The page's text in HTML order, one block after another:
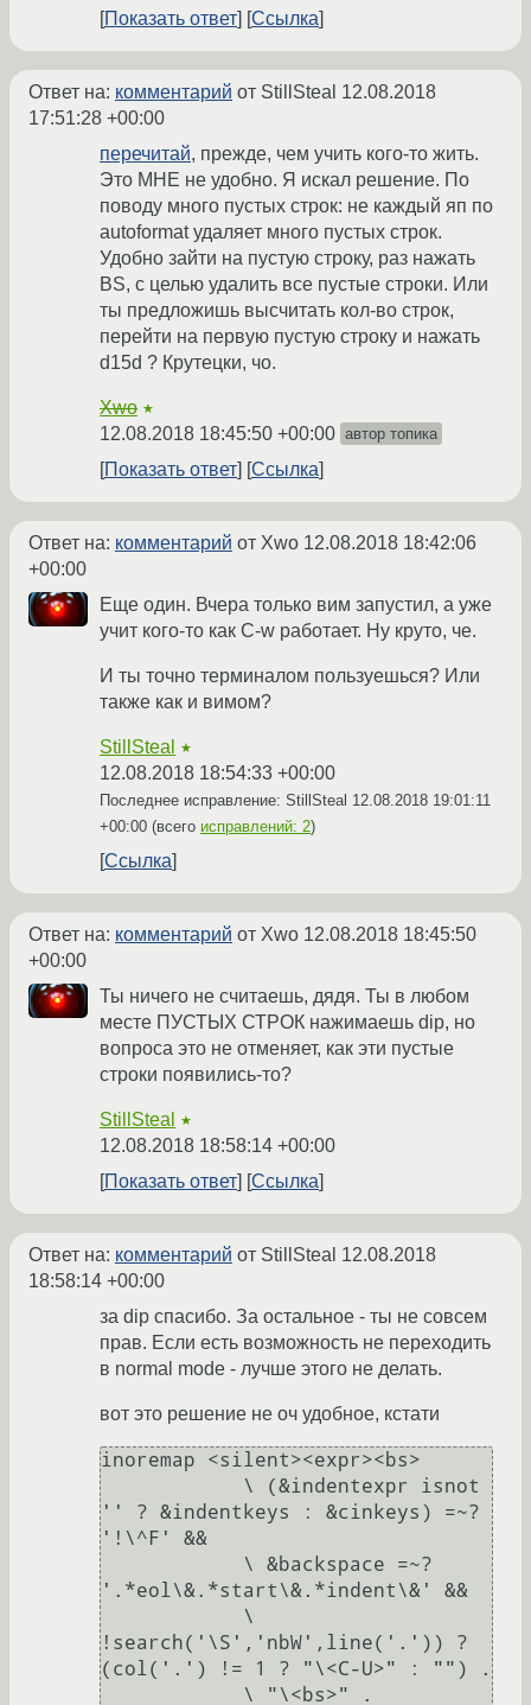
Показать ответ Ссылка
Ответ на: комментарий от StillSteal 12.08.2018
17:51:28 +00:00
перечитай, прежде, чем учить кого-то жить.
Это МНЕ не удобно. Я искал решение. По
поводу много пустых строк: не каждый яп по
autoformat удаляет много пустых строк.
Удобно зайти на пустую строку, раз нажать
BS, с целью удалить все пустые строки. Или
ты предложишь высчитать кол-во строк,
перейти на первую пустую строку и нажать
d15d ? Крутецки, чо.
Xwo ★
12.08.2018 18:45:50 +00:00 автор топика
Показать ответ Ссылка
Ответ на: комментарий от Xwo 12.08.2018 18:42:06
+00:00
Еще один. Вчера только вим запустил, а уже
учит кого-то как C-w работает. Ну круто, че.
И ты точно терминалом пользуешься? Или
также как и вимом?
StillSteal ★
12.08.2018 18:54:33 +00:00
Последнее исправление: StillSteal 12.08.2018 19:01:11
+00:00 (всего исправлений: 2)
Ссылка
Ответ на: комментарий от Xwo 12.08.2018 18:45:50
+00:00
Ты ничего не считаешь, дядя. Ты в любом
месте ПУСТЫХ СТРОК нажимаешь dip, но
вопроса это не отменяет, как эти пустые
строки появились-то?
StillSteal ★
12.08.2018 18:58:14 +00:00
Показать ответ
Ссылка
Ответ на: комментарий от StillSteal 12.08.2018
18:58:14 +00:00
за dip спасибо. За остальное - ты не совсем
прав. Если есть возможность не переходить
в normal mode - лучше этого не делать.
вот это решение не оч удобное, кстати
inoremap <silent><expr><bs>
'' ? &indentkeys : &cinkeys) =~?
'!\^F' &&
'.*eol\&.*start\&.*indent\&' &&
!search('\S','nbW',line('.')) ?
(col('.') != 1 ? "\<C-U>" : "") .